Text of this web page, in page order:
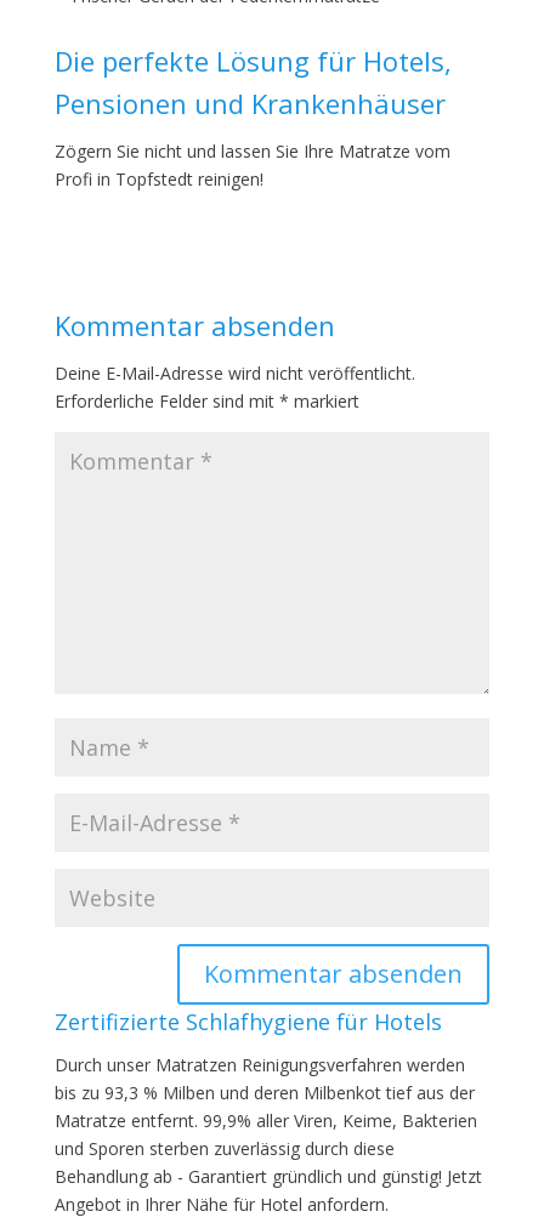
Die perfekte Lösung für Hotels,
Pensionen und Krankenhäuser
Zögern Sie nicht und lassen Sie Ihre Matratze vom
Profi in Topfstedt reinigen!
Kommentar absenden
Deine E-Mail-Adresse wird nicht veröffentlicht.
Erforderliche Felder sind mit * markiert
Zertifizierte Schlafhygiene für Hotels
Durch unser Matratzen Reinigungsverfahren werden
bis zu 93,3 % Milben und deren Milbenkot tief aus der
Matratze entfernt. 99,9% aller Viren, Keime, Bakterien
und Sporen sterben zuverlässig durch diese
Behandlung ab - Garantiert gründlich und günstig! Jetzt
Angebot in Ihrer Nähe für Hotel anfordern.